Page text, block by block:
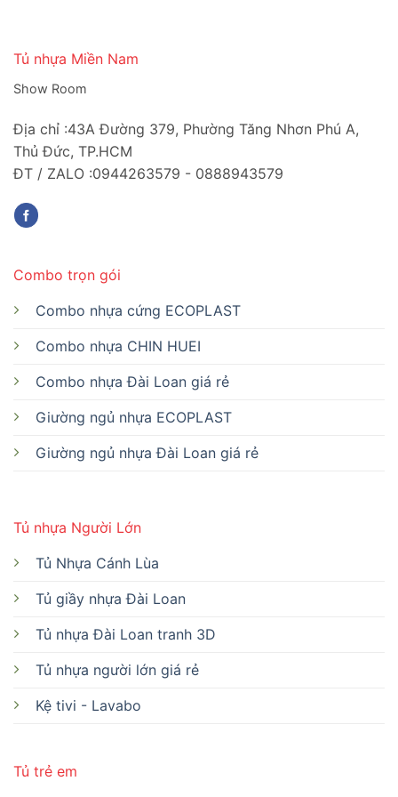
Tủ nhựa Miền Nam
Show Room
Địa chỉ :43A Đường 379, Phường Tăng Nhơn Phú A,
Thủ Đức, TP.HCM
ĐT / ZALO :0944263579 - 0888943579
Tủ nhựa Người Lớn
Tủ Nhựa Cánh Lùa
Tủ giầy nhựa Đài Loan
Tủ nhựa Đài Loan tranh 3D
Tủ nhựa người lớn giá rẻ
Kệ tivi - Lavabo
Tủ trẻ em
Combo trọn gói
Combo nhựa cứng ECOPLAST
Combo nhựa CHIN HUEI
Combo nhựa Đài Loan giá rẻ
Giường ngủ nhựa ECOPLAST
Giường ngủ nhựa Đài Loan giá rẻ